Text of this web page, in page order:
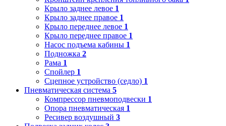
Крыло заднее левое 1
Крыло заднее правое 1
Крыло переднее левое 1
Крыло переднее правое 1
Насос подъема кабины 1
Подножка 2
Рама 1
Спойлер 1
Сцепное устройство (седло) 1
Пневматическая система 5
Компрессор пневмоподвески 1
Опора пневматическая 1
Ресивер воздушный 3